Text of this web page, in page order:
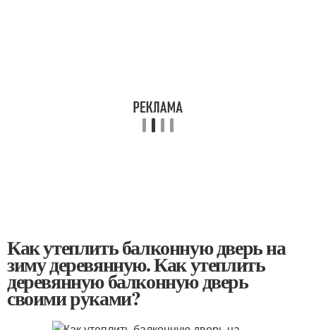
Как утеплить балконную дверь на
зиму деревянную. Как утеплить
деревянную балконную дверь
своими руками?